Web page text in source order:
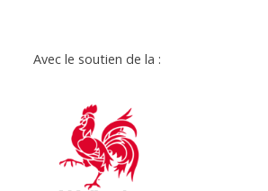
Avec le soutien de la :